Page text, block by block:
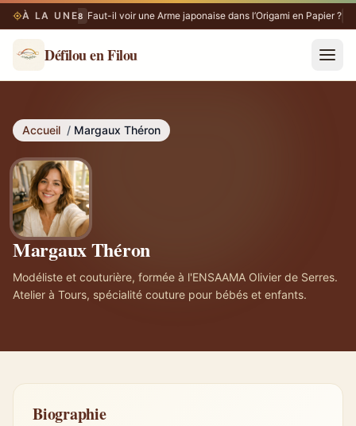
À LA UNE
06/08 Faut-il voir une Arme japonaise dans l’Origami en Papier ? 06/
Défilou en Filou
Accueil / Margaux Théron
Margaux Théron
Modéliste et couturière, formée à l'ENSAAMA Olivier de Serres.
Atelier à Tours, spécialité couture pour bébés et enfants.
Biographie